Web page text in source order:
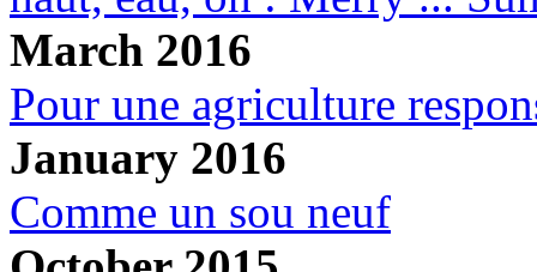
March 2016
Pour une agriculture
January 2016
Comme un sou neuf